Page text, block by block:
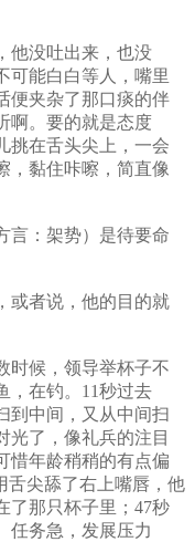
没吐出来，也没
可能白白等人，嘴里
便夹杂了那口痰的伴
啊。要的就是态度
挑在舌头尖上，一会
，黏住咔嚓，简直像
：架势）是待要命
者说，他的目的就
候，领导举杯子不
，在钓。11秒过去
到中间，又从中间扫
光了，像礼兵的注目
惜年龄稍稍的有点偏
舌尖舔了右上嘴唇，他
了那只杯子里；47秒
任务急，发展压力